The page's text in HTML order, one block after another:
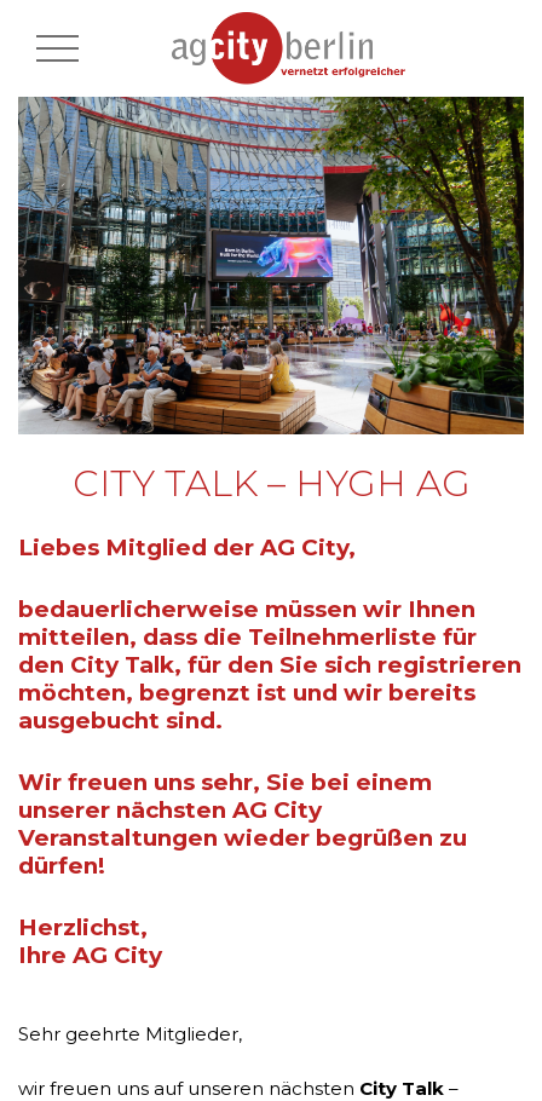
CITY TALK – HYGH AG
Liebes Mitglied der AG City,
bedauerlicherweise müssen wir Ihnen
mitteilen, dass die Teilnehmerliste für
den City Talk, für den Sie sich registrieren
möchten, begrenzt ist und wir bereits
ausgebucht sind.
Wir freuen uns sehr, Sie bei einem
unserer nächsten AG City
Veranstaltungen wieder begrüßen zu
dürfen!
Herzlichst,
Ihre AG City
Sehr geehrte Mitglieder,
wir freuen uns auf unseren nächsten City Talk –